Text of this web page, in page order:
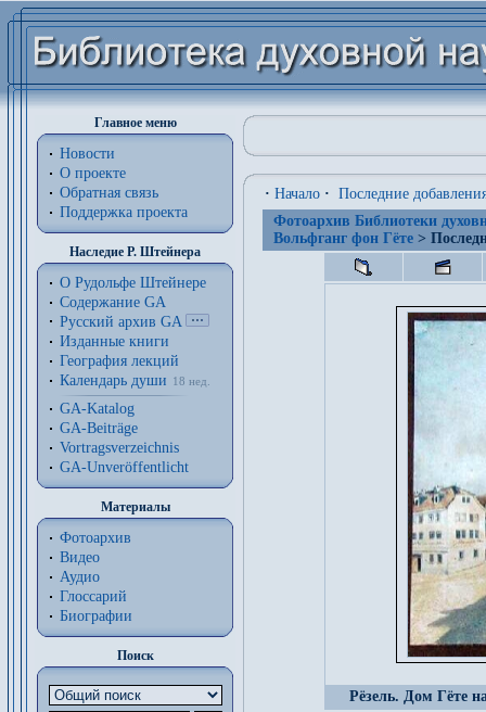
Главное меню
Новости
О проекте
Обратная связь
Поддержка проекта
Наследие Р. Штейнера
О Рудольфе Штейнере
Содержание GA
Русский архив GA
Изданные книги
География лекций
Календарь души
18 нед.
GA-Katalog
GA-Beiträge
Vortragsverzeichnis
GA-Unveröffentlicht
Материалы
Фотоархив
Видео
Аудио
Глоссарий
Биографии
Поиск
· Начало · Последние
Фотоархив Библиотеки
Вольфганг фон Гёте >
Рёзель. Дом Гёте